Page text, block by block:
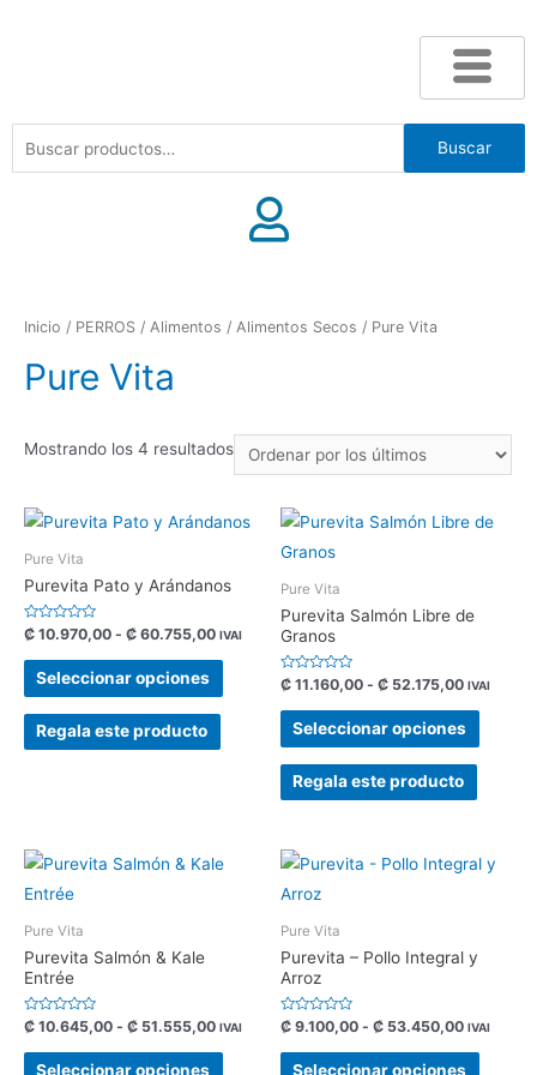
Buscar
Inicio / PERROS / Alimentos / Alimentos Secos / Pure Vita
Pure Vita
Mostrando los 4 resultados
Pure Vita
Purevita Pato y Arándanos
Valorado
con
0
₡ 10.970,00 - ₡ 60.755,00 IVAI
Seleccionar opciones
Regala este producto
Pure Vita
Purevita Salmón Libre de
Granos
Valorado
con
0
₡ 11.160,00 - ₡ 52.175,00 IVAI
Seleccionar opciones
Regala este producto
Pure Vita
Purevita Salmón & Kale
Entrée
Valorado
con
0
₡ 10.645,00 - ₡ 51.555,00 IVAI
Seleccionar opciones
Pure Vita
Purevita – Pollo Integral y
Arroz
Valorado
con
0
₡ 9.100,00 - ₡ 53.450,00 IVAI
Seleccionar opciones